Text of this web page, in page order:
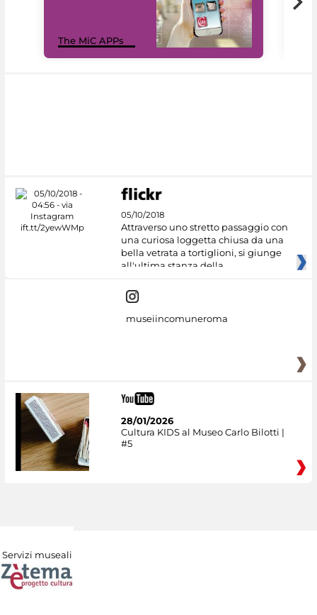
The MiC APPs
05/10/2018
Attraverso uno stretto passaggio con
una curiosa loggetta chiusa da una
bella vetrata a tortiglioni, si giunge
all'ultima stanza della
museiincomuneroma
28/01/2026
Cultura KIDS al Museo Carlo Bilotti |
#5
Servizi museali